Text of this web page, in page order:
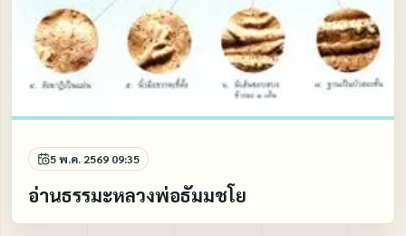
5 พ.ค. 2569 09:35
อ่านธรรมะหลวงพ่อธัมมชโย